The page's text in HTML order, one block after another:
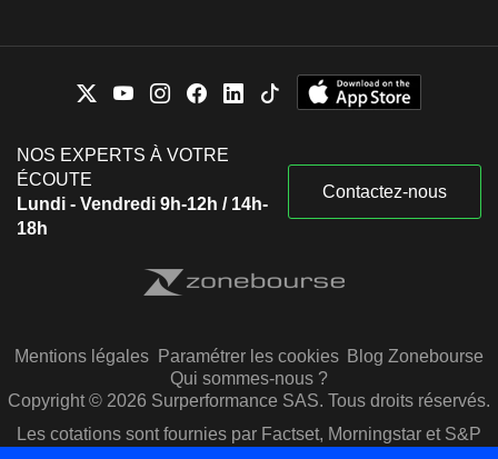
NOS EXPERTS À VOTRE
ÉCOUTE
Lundi - Vendredi 9h-12h / 14h-
18h
Contactez-nous
Mentions légales Paramétrer les cookies Blog Zonebourse
Qui sommes-nous ?
Copyright © 2026 Surperformance SAS. Tous droits réservés.
Les cotations sont fournies par Factset, Morningstar et S&P